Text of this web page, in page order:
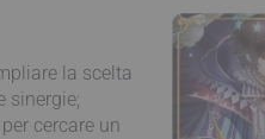
la scelta
sinergie;
cercare un